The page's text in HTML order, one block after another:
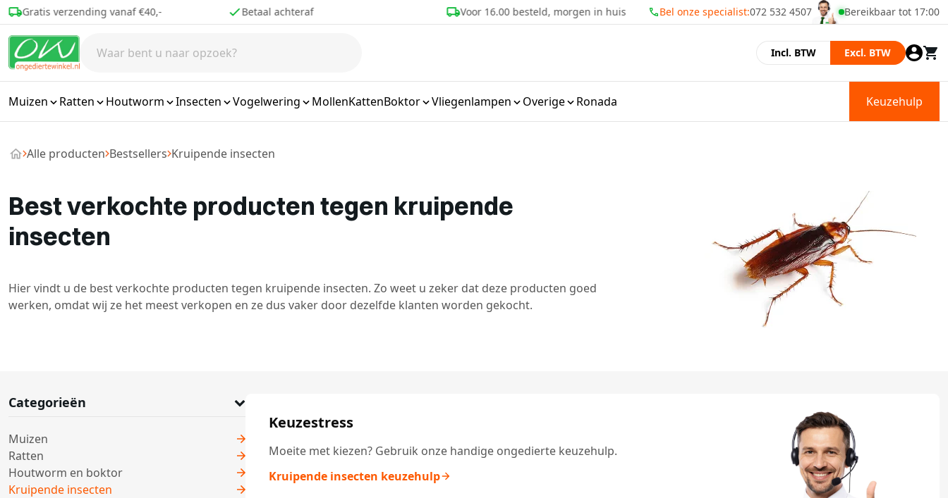
Ga naar de inhoud
Betaal achteraf Voor 16.00 besteld, morgen in huis Meer dan 25 jaar ervaring Bel onze specialist:072 532 4507
Wij zijn geopend
Bereikbaar tot 17:00
Incl. BTW Excl. BTW
Muizen Ratten Houtworm Insecten Vogelwering MollenKattenBoktor Vliegenlampen Overige Ronada Keuzehulp
Alle producten Bestsellers Kruipende insecten
Best verkochte producten tegen kruipende
insecten
Hier vindt u de best verkochte producten tegen kruipende insecten. Zo weet u zeker dat deze producten goed
werken, omdat wij ze het meest verkopen en ze dus vaker door dezelfde klanten worden gekocht.
Categorieën
Muizen
Ratten
Houtworm en boktor
Kruipende insecten
Keuzestress
Moeite met kiezen? Gebruik onze handige ongedierte keuzehulp.
Kruipende insecten keuzehulp